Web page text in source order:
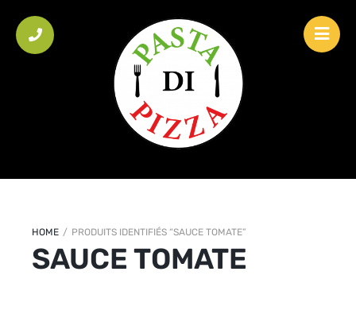
HOME / PRODUITS IDENTIFIÉS “SAUCE TOMATE”
SAUCE TOMATE